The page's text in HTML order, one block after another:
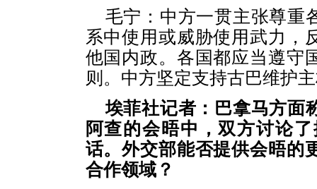
毛宁：中方一贯主张尊重
系中使用或威胁使用武力，
他国内政。各国都应当遵守
则。中方坚定支持古巴维护
埃菲社记者：巴拿马方
阿查的会晤中，双方讨论
话。外交部能否提供会晤的
合作领域？